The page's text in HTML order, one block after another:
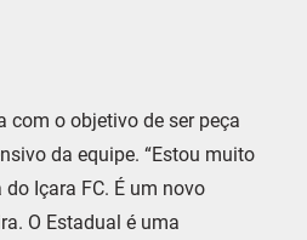
com o objetivo de ser peça
da equipe. “Estou muito
Içara FC. É um novo
O Estadual é uma